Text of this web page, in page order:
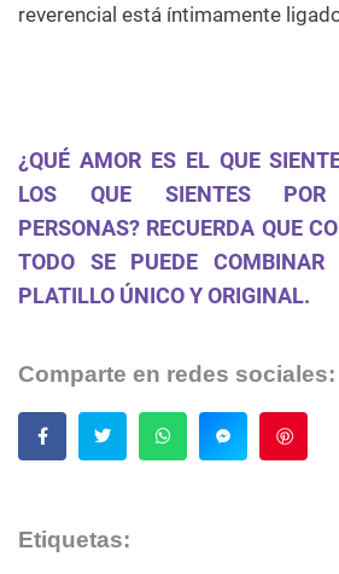
reverencial está íntimamente
¿QUÉ AMOR ES EL QUE
LOS QUE SIENTES POR
PERSONAS? RECUERDA QUE
TODO SE PUEDE COMBINAR
PLATILLO ÚNICO Y ORIGINAL.
Comparte en redes sociales:
Etiquetas: